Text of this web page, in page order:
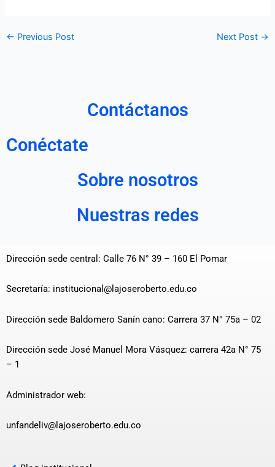
← Previous Post Next Post →
Contáctanos
Conéctate
Sobre nosotros
Nuestras redes
Dirección sede central: Calle 76 N° 39 – 160 El Pomar
Secretaría: institucional@lajoseroberto.edu.co
Dirección sede Baldomero Sanín cano: Carrera 37 N° 75a – 02
Dirección sede José Manuel Mora Vásquez: carrera 42a N° 75
– 1
Administrador web:
unfandeliv@lajoseroberto.edu.co